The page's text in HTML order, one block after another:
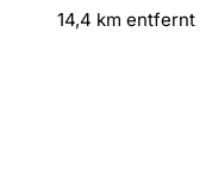
14,4 km entfernt